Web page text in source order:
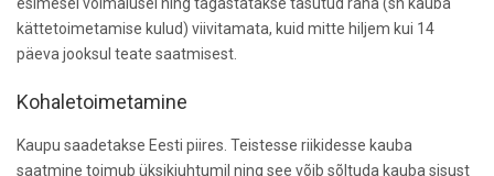
kättetoimetamise kulud) viivitamata, kuid mitte hiljem kui 14
päeva jooksul teate saatmisest.
Kohaletoimetamine
Kaupu saadetakse Eesti piires. Teistesse riikidesse kauba
saatmine toimub üksikjuhtumil ning see võib sõltuda kauba sisust